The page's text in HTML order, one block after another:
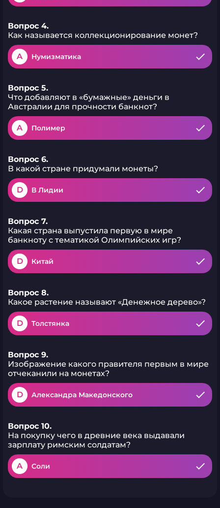
Вопрос 4.
Как называется коллекционирование монет?
A Нумизматика
Вопрос 5.
Что добавляют в «бумажные» деньги в
Австралии для прочности банкнот?
A Полимер
Вопрос 6.
В какой стране придумали монеты?
D В Лидии
Вопрос 7.
Какая страна выпустила первую в мире
банкноту с тематикой Олимпийских игр?
D Китай
Вопрос 8.
Какое растение называют «Денежное дерево»?
D Толстянка
Вопрос 9.
Изображение какого правителя первым в мире
отчеканили на монетах?
D Александра Македонского
Вопрос 10.
На покупку чего в древние века выдавали
зарплату римским солдатам?
A Соли